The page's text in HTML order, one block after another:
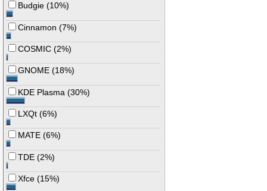
Budgie (10%)
Cinnamon (7%)
COSMIC (2%)
GNOME (18%)
KDE Plasma (30%)
LXQt (6%)
MATE (6%)
TDE (2%)
Xfce (15%)